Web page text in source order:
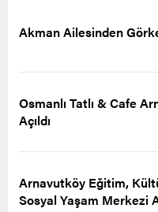
Akman Ailesinden
Osmanlı Tatlı & Cafe
Açıldı
Arnavutköy Eğitim,
Sosyal Yaşam Merkezi